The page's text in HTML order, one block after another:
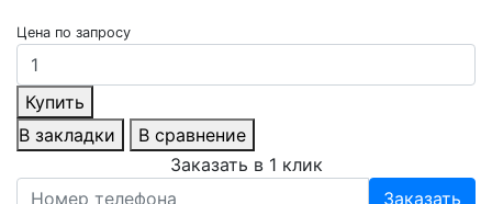
Цена по запросу
Купить
В закладки
В сравнение
Заказать в 1 клик
Заказать